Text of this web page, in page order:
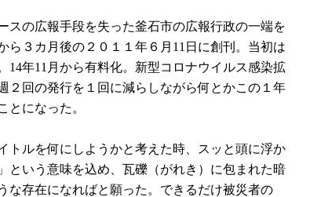
の広報手段を失った釜石市の広報行政の一端を
３カ月後の２０１１年６月11日に創刊。当初は
年11月から有料化。新型コロナウイルス感染拡
２回の発行を１回に減らしながら何とかこの１年
とになった。
ルを何にしようかと考えた時、スッと頭に浮か
という意味を込め、瓦礫（がれき）に包まれた暗
な存在になればと願った。できるだけ被災者の